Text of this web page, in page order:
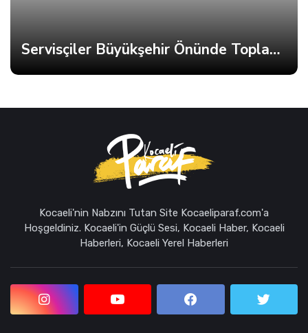
Servisçiler Büyükşehir Önünde Toplandı, Gerginlik Yaşandı
Kocaeli'nin Nabzını Tutan Site Kocaeliparaf.com'a
Hoşgeldiniz. Kocaeli'in Güçlü Sesi, Kocaeli Haber, Kocaeli
Haberleri, Kocaeli Yerel Haberleri